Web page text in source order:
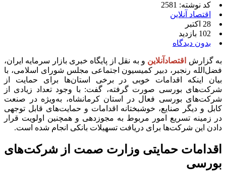
کد نوشته: 2581
اقتصاد آنلاین
28 اکتبر
102 بازدید
بدون دیدگاه
به گزارش اقتصادآنلاین و به نقل از پایگاه خبری بازار سرمایه ایران،
فضل‌الله رنجبر، دبیر کمیسیون اجتماعی مجلس شورای اسلامی، با
بیان اینکه اقدامات خوبی در برخی استان‌ها برای حمایت از
شرکت‌های بورسی صورت گرفته، گفت: با وجود تعداد زیادی از
شرکت‌های بورسی فعال در استان کرمانشاه، به‌ویژه در صنعت
کابل و دیگر صنایع، خوشبختانه اقدامات و حمایت‌های قابل توجهی
در زمینه تسریع امور مربوط به مجوزدهی و همچنین اولویت قرار
دادن این شرکت‌ها برای دریافت تسهیلات بانکی انجام شده است.
اقدامات حمایتی وزارت صمت از شرکت‌های
بورسی